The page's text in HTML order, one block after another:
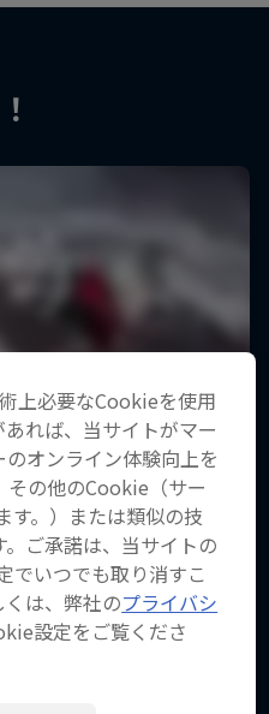
上必要なCookieを使用
れば、当サイトがマー
オンライン体験向上を
その他のCookie（サー
す。）または類似の技
ご承諾は、当サイトの
でいつでも取り消すこ
は、弊社のプライバシ
設定をご覧くださ